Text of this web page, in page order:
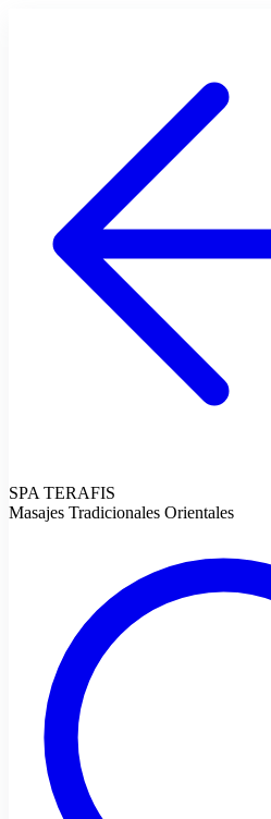
SPA TERAFIS
Masajes Tradicionales Orientales